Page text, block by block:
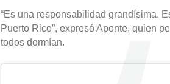
“Es una responsabilidad grandísima.
Puerto Rico”, expresó Aponte, quien
todos dormían.